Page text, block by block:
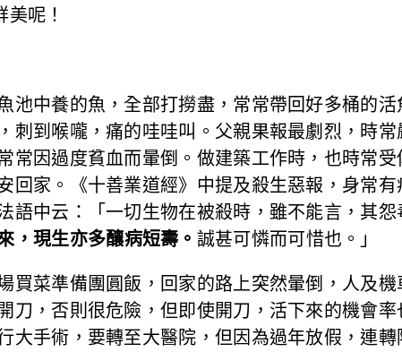
呢！
中養的魚，全部打撈盡，常常帶回好多桶的活
到喉嚨，痛的哇哇叫。父親果報最劇烈，時常
因過度貧血而暈倒。做建築工作時，也時常受
回家。《十善業道經》中提及殺生惡報，身常有
中云：「一切生物在被殺時，雖不能言，其怨
，現生亦多釀病短壽。 誠甚可憐而可惜也。」
菜準備團圓飯，回家的路上突然暈倒，人及機
刀，否則很危險，但即使開刀，活下來的機會率
手術，要轉至大醫院，但因為過年放假，連轉